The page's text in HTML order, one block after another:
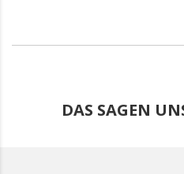
DAS SAGEN